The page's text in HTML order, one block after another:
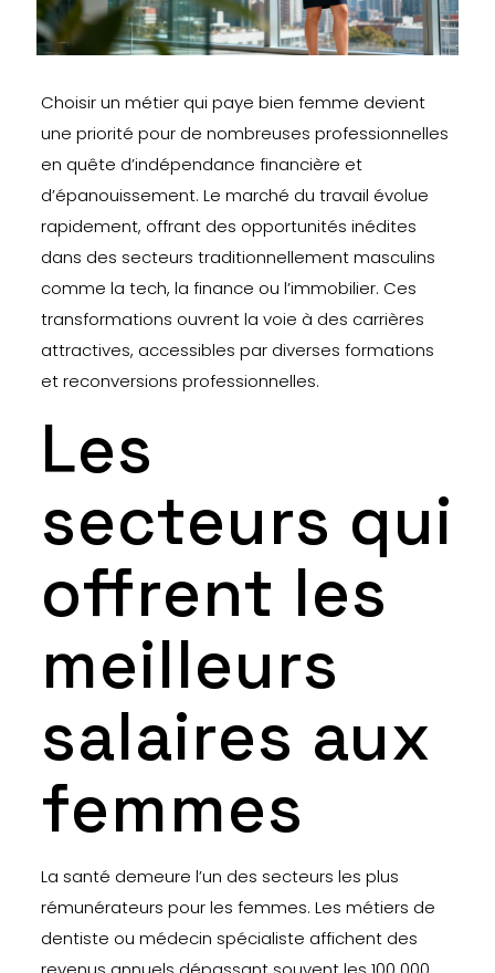
Choisir un métier qui paye bien femme devient
une priorité pour de nombreuses professionnelles
en quête d’indépendance financière et
d’épanouissement. Le marché du travail évolue
rapidement, offrant des opportunités inédites
dans des secteurs traditionnellement masculins
comme la tech, la finance ou l’immobilier. Ces
transformations ouvrent la voie à des carrières
attractives, accessibles par diverses formations
et reconversions professionnelles.
Les
secteurs qui
offrent les
meilleurs
salaires aux
femmes
La santé demeure l’un des secteurs les plus
rémunérateurs pour les femmes. Les métiers de
dentiste ou médecin spécialiste affichent des